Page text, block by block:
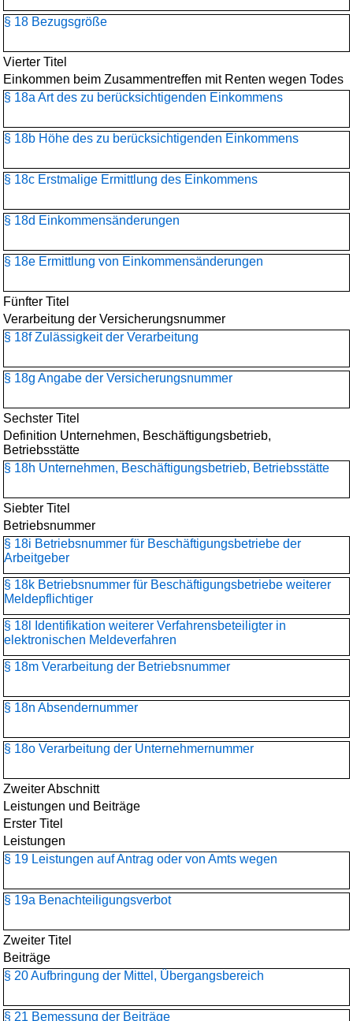
§ 18 Bezugsgröße
Vierter Titel
Einkommen beim Zusammentreffen mit Renten wegen Todes
§ 18a Art des zu berücksichtigenden Einkommens
§ 18b Höhe des zu berücksichtigenden Einkommens
§ 18c Erstmalige Ermittlung des Einkommens
§ 18d Einkommensänderungen
§ 18e Ermittlung von Einkommensänderungen
Fünfter Titel
Verarbeitung der Versicherungsnummer
§ 18f Zulässigkeit der Verarbeitung
§ 18g Angabe der Versicherungsnummer
Sechster Titel
Definition Unternehmen, Beschäftigungsbetrieb,
Betriebsstätte
§ 18h Unternehmen, Beschäftigungsbetrieb, Betriebsstätte
Siebter Titel
Betriebsnummer
§ 18i Betriebsnummer für Beschäftigungsbetriebe der
Arbeitgeber
§ 18k Betriebsnummer für Beschäftigungsbetriebe weiterer
Meldepflichtiger
§ 18l Identifikation weiterer Verfahrensbeteiligter in
elektronischen Meldeverfahren
§ 18m Verarbeitung der Betriebsnummer
§ 18n Absendernummer
§ 18o Verarbeitung der Unternehmernummer
Zweiter Abschnitt
Leistungen und Beiträge
Erster Titel
Leistungen
§ 19 Leistungen auf Antrag oder von Amts wegen
§ 19a Benachteiligungsverbot
Zweiter Titel
Beiträge
§ 20 Aufbringung der Mittel, Übergangsbereich
§ 21 Bemessung der Beiträge